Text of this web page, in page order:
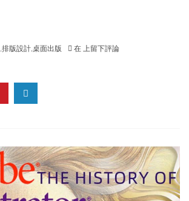
,排版設計,桌面出版 在 InDesign
InDesign）
上留下評論